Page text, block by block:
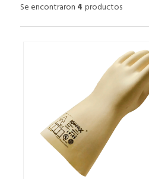
Se encontraron 4 productos